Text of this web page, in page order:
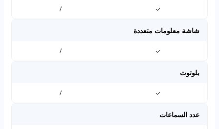
✓
/
شاشة معلومات متعددة
✓
/
بلوتوث
✓
/
عدد السماعات